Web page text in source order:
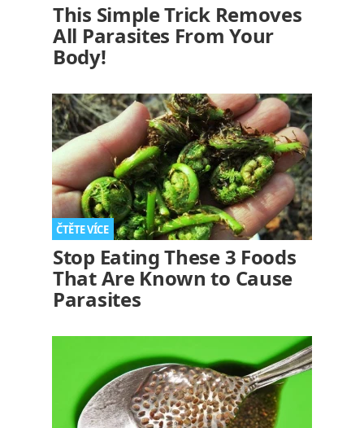
This Simple Trick Removes
All Parasites From Your
Body!
Stop Eating These 3 Foods
That Are Known to Cause
Parasites